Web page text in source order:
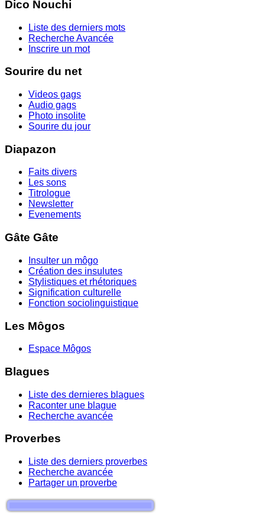
Dico Nouchi
Liste des derniers mots
Recherche Avancée
Inscrire un mot
Sourire du net
Videos gags
Audio gags
Photo insolite
Sourire du jour
Diapazon
Faits divers
Les sons
Titrologue
Newsletter
Evenements
Gâte Gâte
Insulter un môgo
Création des insulutes
Stylistiques et rhétoriques
Signification culturelle
Fonction sociolinguistique
Les Môgos
Espace Môgos
Blagues
Liste des dernieres blagues
Raconter une blague
Recherche avancée
Proverbes
Liste des derniers proverbes
Recherche avancée
Partager un proverbe